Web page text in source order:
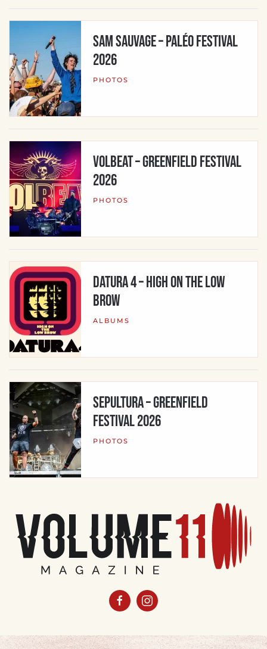
SAM SAUVAGE – Paléo Festival
2026
PHOTOS
Volbeat – Greenfield Festival
2026
PHOTOS
Datura 4 – High On The Low
Brow
ALBUMS
Sepultura – Greenfield
Festival 2026
PHOTOS